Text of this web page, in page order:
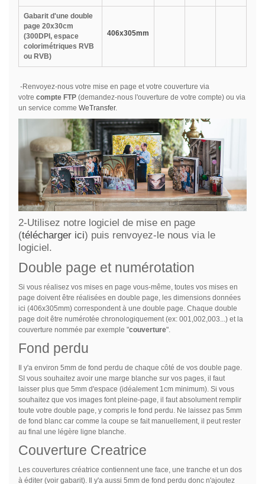
Gabarit d'une double
page 20x30cm
(300DPI, espace
colorimétriques RVB
ou RVB)
406x305mm
-Renvoyez-nous votre mise en page et votre couverture via
votre compte FTP(demandez-nous l'ouverture de votre compte) ou via
un service comme WeTransfer.
2-Utilisez notre logiciel de mise en page
(télécharger ici) puis renvoyez-le nous via le
logiciel.
Double page et numérotation
Si vous réalisez vos mises en page vous-même, toutes vos mises en
page doivent être réalisées en double page, les dimensions données
ici (406x305mm) correspondent à une double page. Chaque double
page doit être numérotée chronologiquement (ex: 001,002,003...) et la
couverture nommée par exemple "couverture".
Fond perdu
Il y'a environ 5mm de fond perdu de chaque côté de vos double page.
SI vous souhaitez avoir une marge blanche sur vos pages, il faut
laisser plus que 5mm d'espace (idéalement 1cm minimum). Si vous
souhaitez que vos images font pleine-page, il faut absolument remplir
toute votre double page, y compris le fond perdu. Ne laissez pas 5mm
de fond blanc car comme la coupe se fait manuellement, il peut rester
au final une légère ligne blanche.
Couverture Creatrice
Les couvertures créatrice contiennent une face, une tranche et un dos
à éditer (voir gabarit). Il y'a aussi 5mm de fond perdu donc n'ajoutez